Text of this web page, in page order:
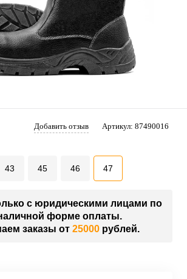
Добавить отзыв Артикул: 87490016
43 45 46 47
с юридическими лицами по
форме оплаты.
заказы от 25000рублей.